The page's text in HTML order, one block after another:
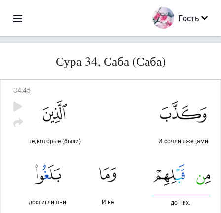
Гость
Сура 34, Саба (Саба)
34:45
И сочли лжецами
те, которые (были)
до них.
И не
достигли они